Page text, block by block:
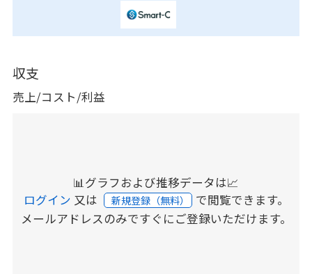
収支
売上/コスト/利益
📊グラフおよび推移データは📈
ログイン 又は 新規登録（無料） で閲覧できます。
メールアドレスのみですぐにご登録いただけます。